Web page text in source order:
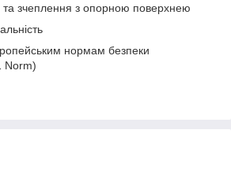
та зчеплення з опорною поверхнею
нормам безпеки
Norm)